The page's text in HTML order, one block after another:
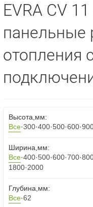
EVRA СV
панельные
отопления
Высота,мм:
Все·300·400·500·600·
Ширина,мм:
Все·400·500·600·700·
1800·2000
Глубина,мм:
Все·62